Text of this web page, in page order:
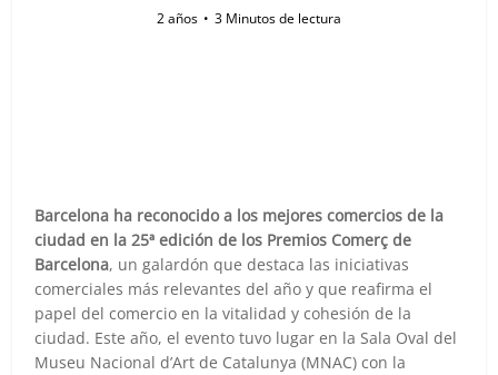
2 años 3 Minutos de lectura
Barcelona ha reconocido a los mejores comercios de la
ciudad en la 25ª edición de los Premios Comerç de
Barcelona, un galardón que destaca las iniciativas
comerciales más relevantes del año y que reafirma el
papel del comercio en la vitalidad y cohesión de la
ciudad. Este año, el evento tuvo lugar en la Sala Oval del
Museu Nacional d’Art de Catalunya (MNAC) con la